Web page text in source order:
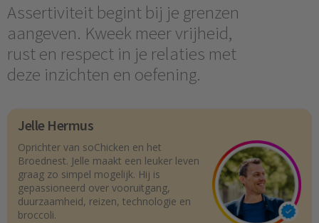
Assertiviteit begint bij je grenzen
aangeven. Kweek meer vrijheid,
rust en respect in je relaties met
deze inzichten en oefening.
Jelle Hermus
Oprichter van soChicken en het
Broednest. Jelle maakt een leuker leven
graag zo simpel mogelijk. Hij is
gepassioneerd over vooruitgang,
duurzaamheid, reizen, technologie en
broccoli.